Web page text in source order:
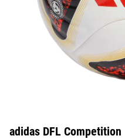
adidas DFL Competition